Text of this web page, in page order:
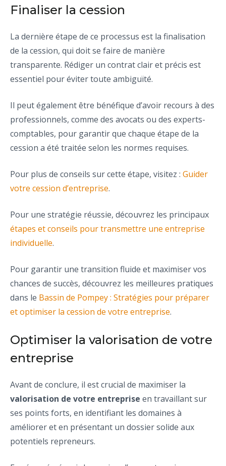
Finaliser la cession
La dernière étape de ce processus est la finalisation
de la cession, qui doit se faire de manière
transparente. Rédiger un contrat clair et précis est
essentiel pour éviter toute ambiguïté.
Il peut également être bénéfique d’avoir recours à des
professionnels, comme des avocats ou des experts-
comptables, pour garantir que chaque étape de la
cession a été traitée selon les normes requises.
Pour plus de conseils sur cette étape, visitez : Guider
votre cession d’entreprise.
Pour une stratégie réussie, découvrez les principaux
étapes et conseils pour transmettre une entreprise
individuelle.
Pour garantir une transition fluide et maximiser vos
chances de succès, découvrez les meilleures pratiques
dans le Bassin de Pompey : Stratégies pour préparer
et optimiser la cession de votre entreprise.
Optimiser la valorisation de votre
entreprise
Avant de conclure, il est crucial de maximiser la
valorisation de votre entreprise en travaillant sur
ses points forts, en identifiant les domaines à
améliorer et en présentant un dossier solide aux
potentiels repreneurs.